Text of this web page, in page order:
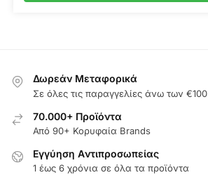
Δωρεάν Μεταφορικά
Σε όλες τις παραγγελίες άνω των €100
70.000+ Προϊόντα
Από 90+ Κορυφαία Brands
Εγγύηση Aντιπροσωπείας
1 έως 6 χρόνια σε όλα τα προϊόντα